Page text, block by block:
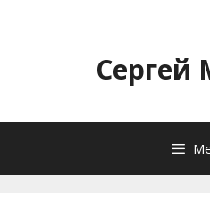
содержимомуСергей